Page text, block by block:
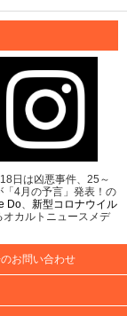
日は凶悪事件、25～
4月の予言」発表！の
Do、 新型コロナウイル
カルトニュースメデ
お問い合わせ